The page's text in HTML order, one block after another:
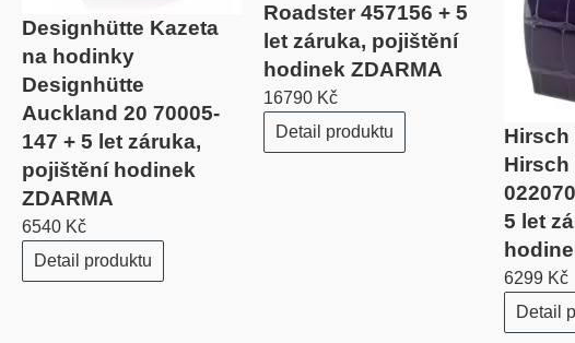
Designhütte Kazeta
na hodinky
Designhütte
Auckland 20 70005-
147 + 5 let záruka,
pojištění hodinek
ZDARMA
6540 Kč
Detail produktu
Roadster 457156 + 5
let záruka, pojištění
hodinek ZDARMA
16790 Kč
Detail produktu
Hirsch
Hirsch
5 let
6299 Kč
Detail